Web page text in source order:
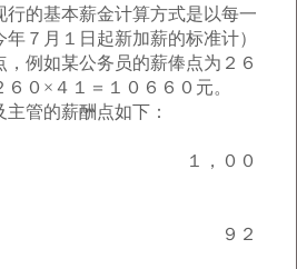
行的基本薪金计算方式是以每一
７月１日起新加薪的标准计）
例如某公务员的薪俸点为２６
０×４１＝１０６６０元。
管的薪酬点如下：
，００
９２